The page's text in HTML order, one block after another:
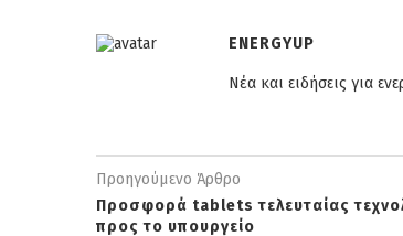
ENERGYUP
Νέα και ειδήσεις για
Προηγούμενο Άρθρο
Προσφορά tablets τελευταίας
προς το υπουργείο